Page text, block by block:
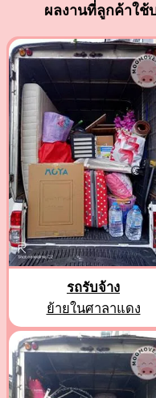
ผลงานที่ลูกค้าใช้
รถรับจ้าง
ย้ายในศาลาแดง